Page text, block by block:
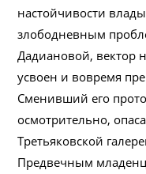
настойчивости
злободневным
Дадиановой, вектор
усвоен и вовремя
Сменивший его
осмотрительно,
Третьяковской
Предвечным